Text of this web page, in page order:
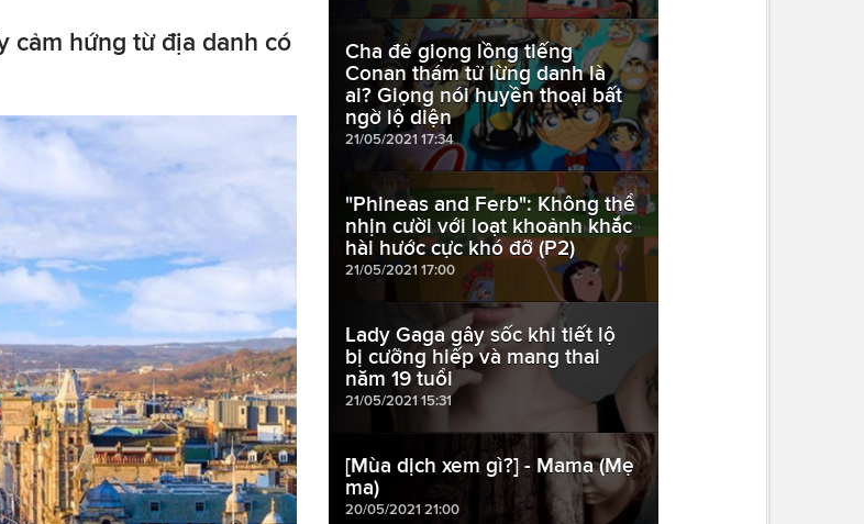
cảm hứng từ địa danh có
Cha đẻ giọng lồng tiếng
Conan thám tử lừng danh là
ai? Giọng nói huyền thoại bất
ngờ lộ diện
21/05/2021 17:34
"Phineas and Ferb": Không thể
nhịn cười với loạt khoảnh khắc
hài hước cực khó đỡ (P2)
21/05/2021 17:00
Lady Gaga gây sốc khi tiết lộ
bị cưỡng hiếp và mang thai
năm 19 tuổi
21/05/2021 15:31
[Mùa dịch xem gì?] - Mama (Mẹ
ma)
20/05/2021 21:00